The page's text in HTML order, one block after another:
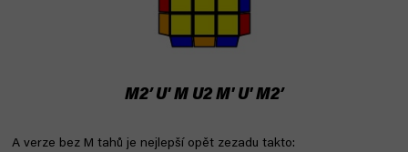
M2’ U' M U2 M' U' M2’
A verze bez M tahů je nejlepší opět zezadu takto: